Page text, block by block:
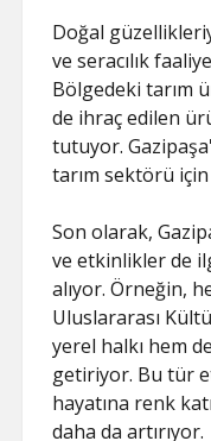
Doğal
ve seracılık
Bölgedeki tarım
de ihraç edilen
tutuyor.
tarım sektörü
Son olarak,
ve etkinlikler de
alıyor. Örneğin,
Uluslararası
yerel halkı hem
getiriyor. Bu tür
hayatına renk
daha da artırıyor.